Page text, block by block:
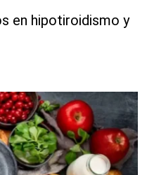
en hipotiroidismo y